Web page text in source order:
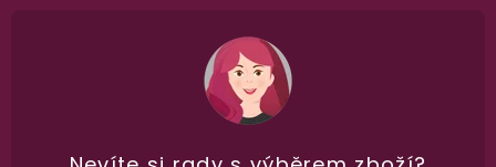
Dodání do 2. dne